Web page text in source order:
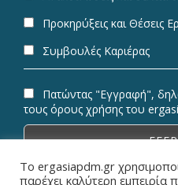
Προκηρύξεις και Θέσεις
Συμβουλές Καριέρας
Πατώντας "Εγγραφή",
τους όρους χρήσης του
Το ergasiapdm.gr
παρέχει καλύτερη εμπειρία